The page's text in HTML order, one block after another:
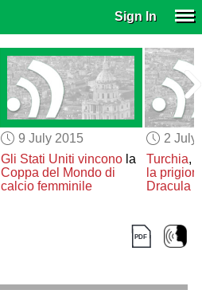
Sign In
9 July 2015
Gli Stati Uniti vinconola
Coppa del Mondo di
calcio femminile
2 July
Turchia,
la
Dracula